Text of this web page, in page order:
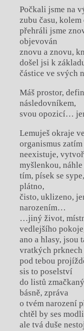
Počkali jsme na
zubu času,
přehráli jsme
objevován
znovu a znovu,
došel jsi k
částice ve svých
Máš prostor,
následovníkem,
svou opozicí…
Lemuješ okraje
organismus zatím
neexistuje,
myšlenkou, náhle
tím, písek se
plátno,
čisto, uklizeno,
narozením…
…jiný život,
vedlejšího
ano a hlasy, jsou
vratkých prknech
pod tebou
sis to poselství
do listů
básně, zpráva
o tvém narození
chtěl by ses
ale tvá duše